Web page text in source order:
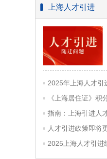
上海人才引进
2025年上海人才引
《上海居住证》积
指南：上海引进人
人才引进政策即将
2025上海人才引进